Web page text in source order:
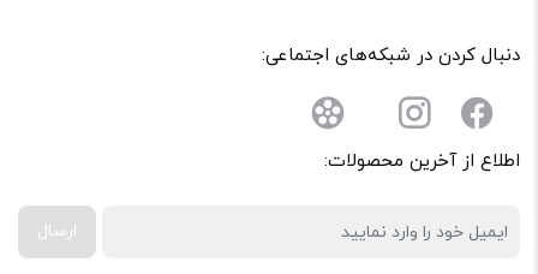
دنبال کردن در شبکه‌های اجتماعی:
اطلاع از آخرین محصولات:
ارسال